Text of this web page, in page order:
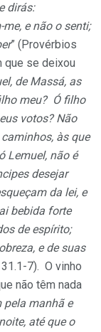
dirás:
e não o senti;
” (Provérbios
que se deixou
de Massá, as
meu? Ó filho
votos? Não
às que
Lemuel, não é
desejar
da lei, e
bebida forte
de espírito;
e de suas
7). O vinho
não têm nada
pela manhã e
até que o